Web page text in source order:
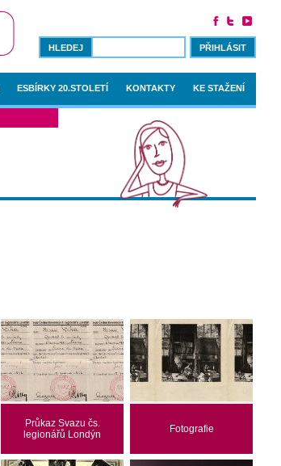
PŘIHLÁSIT
ESBÍRKY 20.STOLETÍ KONTAKTY KE STAŽENÍ
Průkaz Svazu čs.
legionářů Londýn
Fotografie